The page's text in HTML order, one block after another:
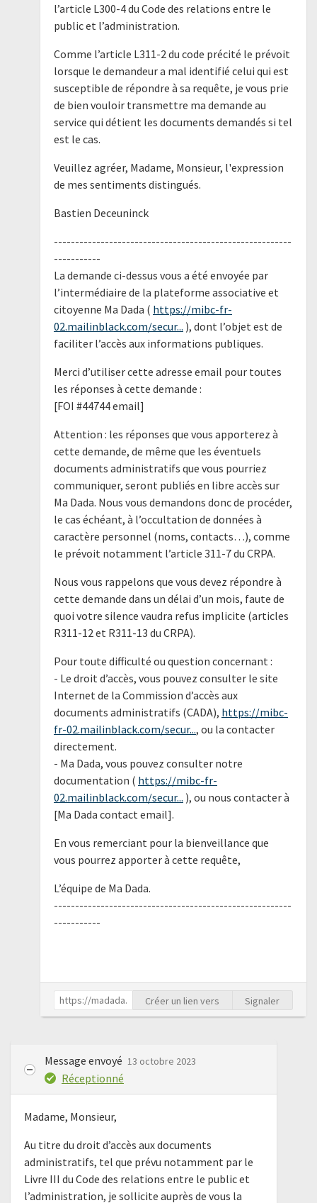
l’article L300-4 du Code des relations entre le
public et l’administration.
Comme l’article L311-2 du code précité le prévoit
lorsque le demandeur a mal identifié celui qui est
susceptible de répondre à sa requête, je vous prie
de bien vouloir transmettre ma demande au
service qui détient les documents demandés si tel
est le cas.
Veuillez agréer, Madame, Monsieur, l'expression
de mes sentiments distingués.
Bastien Deceuninck
--------------------------------------------------------
-----------
La demande ci-dessus vous a été envoyée par
l’intermédiaire de la plateforme associative et
citoyenne Ma Dada ( https://mibc-fr-
02.mailinblack.com/secur... ), dont l’objet est de
faciliter l’accès aux informations publiques.
Merci d’utiliser cette adresse email pour toutes
les réponses à cette demande :
[FOI #44744 email]
Attention : les réponses que vous apporterez à
cette demande, de même que les éventuels
documents administratifs que vous pourriez
communiquer, seront publiés en libre accès sur
Ma Dada. Nous vous demandons donc de procéder,
le cas échéant, à l’occultation de données à
caractère personnel (noms, contacts…), comme
le prévoit notamment l’article 311-7 du CRPA.
Nous vous rappelons que vous devez répondre à
cette demande dans un délai d’un mois, faute de
quoi votre silence vaudra refus implicite (articles
R311-12 et R311-13 du CRPA).
Pour toute difficulté ou question concernant :
- Le droit d’accès, vous pouvez consulter le site
Internet de la Commission d’accès aux
documents administratifs (CADA), https://mibc-
fr-02.mailinblack.com/secur..., ou la contacter
directement.
- Ma Dada, vous pouvez consulter notre
documentation ( https://mibc-fr-
02.mailinblack.com/secur... ), ou nous contacter à
[Ma Dada contact email].
En vous remerciant pour la bienveillance que
vous pourrez apporter à cette requête,
L’équipe de Ma Dada.
--------------------------------------------------------
-----------
Créer un lien vers Signaler
Message envoyé 13 octobre 2023
Réceptionné
Madame, Monsieur,
Au titre du droit d’accès aux documents
administratifs, tel que prévu notamment par le
Livre III du Code des relations entre le public et
l’administration, je sollicite auprès de vous la